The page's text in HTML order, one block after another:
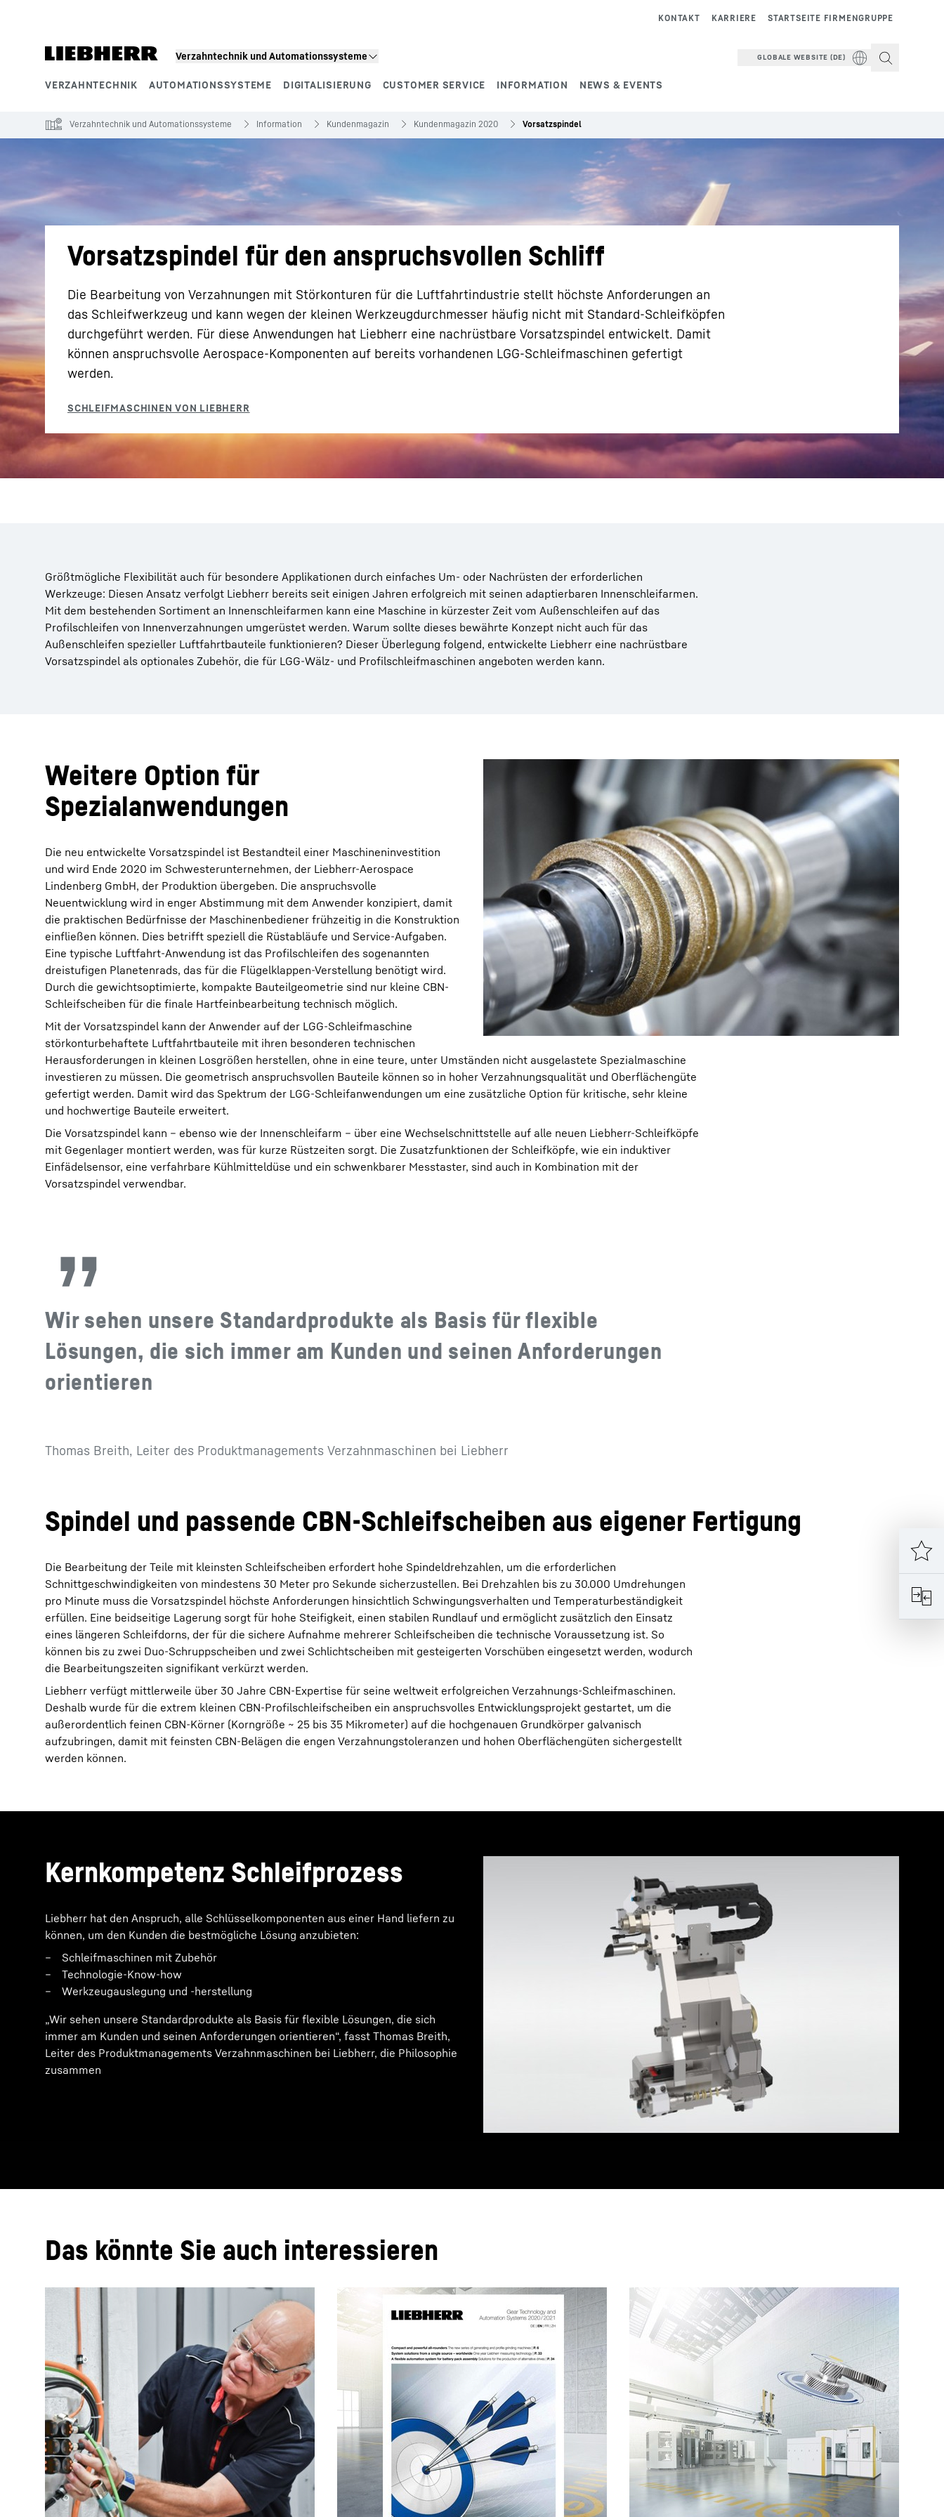
Verzahntechnik und Automationssysteme
VERZAHNTECHNIK AUTOMATIONSSYSTEME DIGITALISIERUNG CUSTOMER SERVICE INFORMATION NEWS & EVENTS
STARTSEITE FIRMENGRUPPE
KARRIERE
KONTAKT
GLOBALE WEBSITE (DE)
Verzahntechnik und Automationssysteme Information Kundenmagazin Kundenmagazin 2020 Vorsatzspindel
Vorsatzspindel für den anspruchsvollen Schliff
Die Bearbeitung von Verzahnungen mit Störkonturen für die Luftfahrtindustrie stellt höchste Anforderungen an
das Schleifwerkzeug und kann wegen der kleinen Werkzeugdurchmesser häufig nicht mit Standard-Schleifköpfen
durchgeführt werden. Für diese Anwendungen hat Liebherr eine nachrüstbare Vorsatzspindel entwickelt. Damit
können anspruchsvolle Aerospace-Komponenten auf bereits vorhandenen LGG-Schleifmaschinen gefertigt
werden.
Größtmögliche Flexibilität auch für besondere Applikationen durch einfaches Um- oder Nachrüsten der erforderlichen
Werkzeuge: Diesen Ansatz verfolgt Liebherr bereits seit einigen Jahren erfolgreich mit seinen adaptierbaren Innenschleifarmen.
Mit dem bestehenden Sortiment an Innenschleifarmen kann eine Maschine in kürzester Zeit vom Außenschleifen auf das
Profilschleifen von Innenverzahnungen umgerüstet werden. Warum sollte dieses bewährte Konzept nicht auch für das
Außenschleifen spezieller Luftfahrtbauteile funktionieren? Dieser Überlegung folgend, entwickelte Liebherr eine nachrüstbare
Vorsatzspindel als optionales Zubehör, die für LGG-Wälz- und Profilschleifmaschinen angeboten werden kann.
Weitere Option für
Spezialanwendungen
Die neu entwickelte Vorsatzspindel ist Bestandteil einer Maschineninvestition
und wird Ende 2020 im Schwesterunternehmen, der Liebherr-Aerospace
Lindenberg GmbH, der Produktion übergeben. Die anspruchsvolle
Neuentwicklung wird in enger Abstimmung mit dem Anwender konzipiert, damit
die praktischen Bedürfnisse der Maschinenbediener frühzeitig in die Konstruktion
einfließen können. Dies betrifft speziell die Rüstabläufe und Service-Aufgaben.
Eine typische Luftfahrt-Anwendung ist das Profilschleifen des sogenannten
dreistufigen Planetenrads, das für die Flügelklappen-Verstellung benötigt wird.
Durch die gewichtsoptimierte, kompakte Bauteilgeometrie sind nur kleine CBN-
Schleifscheiben für die finale Hartfeinbearbeitung technisch möglich.
Mit der Vorsatzspindel kann der Anwender auf der LGG-Schleifmaschine
störkonturbehaftete Luftfahrtbauteile mit ihren besonderen technischen
Herausforderungen in kleinen Losgrößen herstellen, ohne in eine teure, unter Umständen nicht ausgelastete Spezialmaschine
investieren zu müssen. Die geometrisch anspruchsvollen Bauteile können so in hoher Verzahnungsqualität und Oberflächengüte
gefertigt werden. Damit wird das Spektrum der LGG-Schleifanwendungen um eine zusätzliche Option für kritische, sehr kleine
und hochwertige Bauteile erweitert.
Die Vorsatzspindel kann – ebenso wie der Innenschleifarm – über eine Wechselschnittstelle auf alle neuen Liebherr-Schleifköpfe
mit Gegenlager montiert werden, was für kurze Rüstzeiten sorgt. Die Zusatzfunktionen der Schleifköpfe, wie ein induktiver
Einfädelsensor, eine verfahrbare Kühlmitteldüse und ein schwenkbarer Messtaster, sind auch in Kombination mit der
Vorsatzspindel verwendbar.
Wir sehen unsere Standardprodukte als Basis für flexible
Lösungen, die sich immer am Kunden und seinen Anforderungen
orientieren
Thomas Breith, Leiter des Produktmanagements Verzahnmaschinen bei Liebherr
Spindel und passende CBN-Schleifscheiben aus eigener Fertigung
Die Bearbeitung der Teile mit kleinsten Schleifscheiben erfordert hohe Spindeldrehzahlen, um die erforderlichen
Schnittgeschwindigkeiten von mindestens 30 Meter pro Sekunde sicherzustellen. Bei Drehzahlen bis zu 30.000 Umdrehungen
pro Minute muss die Vorsatzspindel höchste Anforderungen hinsichtlich Schwingungsverhalten und Temperaturbeständigkeit
erfüllen. Eine beidseitige Lagerung sorgt für hohe Steifigkeit, einen stabilen Rundlauf und ermöglicht zusätzlich den Einsatz
eines längeren Schleifdorns, der für die sichere Aufnahme mehrerer Schleifscheiben die technische Voraussetzung ist. So
können bis zu zwei Duo-Schruppscheiben und zwei Schlichtscheiben mit gesteigerten Vorschüben eingesetzt werden, wodurch
die Bearbeitungszeiten signifikant verkürzt werden.
Liebherr verfügt mittlerweile über 30 Jahre CBN-Expertise für seine weltweit erfolgreichen Verzahnungs-Schleifmaschinen.
Deshalb wurde für die extrem kleinen CBN-Profilschleifscheiben ein anspruchsvolles Entwicklungsprojekt gestartet, um die
außerordentlich feinen CBN-Körner (Korngröße ~ 25 bis 35 Mikrometer) auf die hochgenauen Grundkörper galvanisch
aufzubringen, damit mit feinsten CBN-Belägen die engen Verzahnungstoleranzen und hohen Oberflächengüten sichergestellt
werden können.
Kernkompetenz Schleifprozess
Liebherr hat den Anspruch, alle Schlüsselkomponenten aus einer Hand liefern zu
können, um den Kunden die bestmögliche Lösung anzubieten:
Schleifmaschinen mit Zubehör
Technologie-Know-how
Werkzeugauslegung und -herstellung
„Wir sehen unsere Standardprodukte als Basis für flexible Lösungen, die sich
immer am Kunden und seinen Anforderungen orientieren“, fasst Thomas Breith,
Leiter des Produktmanagements Verzahnmaschinen bei Liebherr, die Philosophie
zusammen
Das könnte Sie auch interessieren